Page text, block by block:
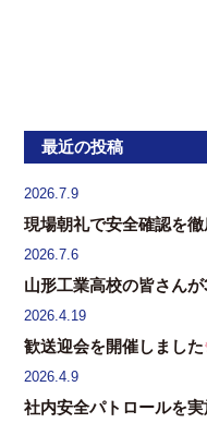
最近の投稿
2026.7.9
現場朝礼で安全確認を徹
2026.7.6
山形工業高校の皆さん
2026.4.19
歓送迎会を開催しました
2026.4.9
社内安全パトロールを